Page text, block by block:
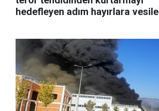
hedefleyen adım hayırlara vesile